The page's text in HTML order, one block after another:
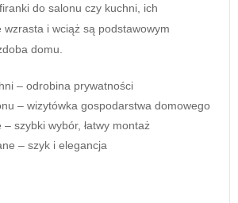
do salonu czy kuchni, ich
wzrasta i wciąż są podstawowym
domu.
– odrobina prywatności
– wizytówka gospodarstwa domowego
szybki wybór, łatwy montaż
– szyk i elegancja